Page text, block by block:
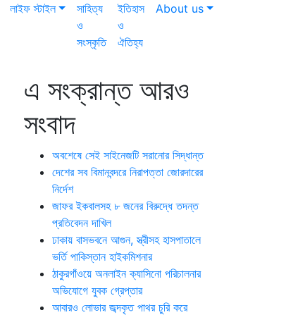
লাইফ স্টাইল
সাহিত্য
ও
সংস্কৃতি
ইতিহাস
ও
ঐতিহ্য
About us
এ সংক্রান্ত আরও
সংবাদ
অবশেষে সেই সাইনেজটি সরানোর সিদ্ধান্ত
দেশের সব বিমানবন্দরে নিরাপত্তা জোরদারের
নির্দেশ
জাফর ইকবালসহ ৮ জনের বিরুদ্ধে তদন্ত
প্রতিবেদন দাখিল
ঢাকায় বাসভবনে আগুন, স্ত্রীসহ হাসপাতালে
ভর্তি পাকিস্তান হাইকমিশনার
ঠাকুরগাঁওয়ে অনলাইন ক্যাসিনো পরিচালনার
অভিযোগে যুবক গ্রেপ্তার
আবারও লোভার জব্দকৃত পাথর চুরি করে